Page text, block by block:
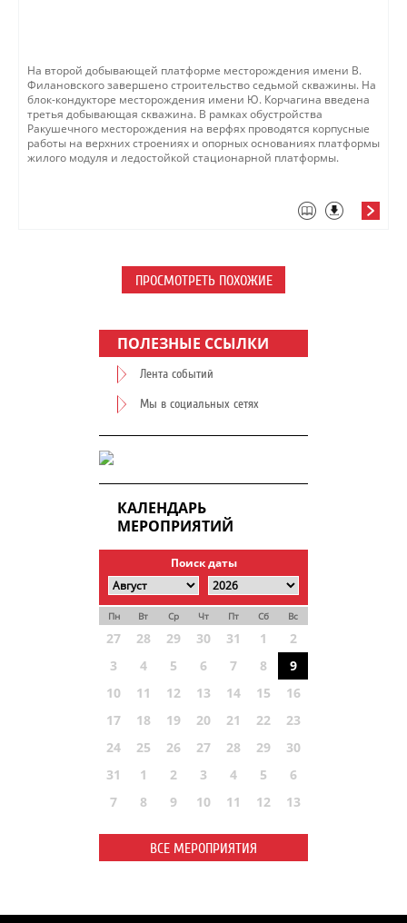
​​На второй добывающей платформе месторождения имени В.
Филановского завершено строительство седьмой скважины.​ На
блок-кондукторе месторождения имени Ю. Корчагина введена
третья добывающая скважина​. ​В рамках обустройства
Ракушечного месторождения на верфях проводятся корпусные
работы на верхних строениях и опорных основаниях платформы
жилого модуля и ледостойкой стационарной платформы.​
ПРОСМОТРЕТЬ ПОХОЖИЕ
ПОЛЕЗНЫЕ ССЫЛКИ
Лента событий
Мы в социальных сетях
КАЛЕНДАРЬ
МЕРОПРИЯТИЙ
Поиск даты
Пн Вт Ср Чт Пт Сб Вс
27 28 29 30 31 1
2
3
4 5 6 7 8
9
10
11 12 13 14 15
16
17
18 19 20 21 22
23
24
25 26 27 28 29
30
31
1 2 3 4 5
6
7
8 9 10 11 12 13
ВСЕ МЕРОПРИЯТИЯ